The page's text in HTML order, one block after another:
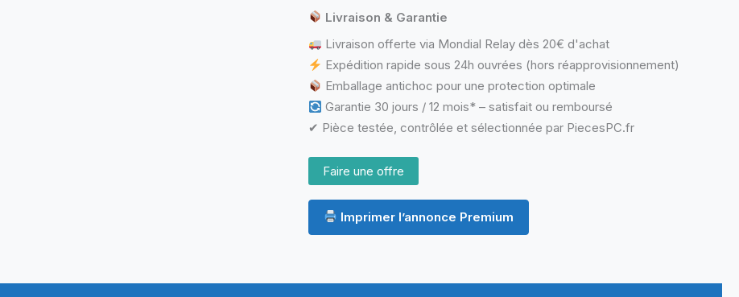
YH-
1650-
01H
Livraison & Garantie
Livraison offerte via Mondial Relay dès 20€ d'achat
Expédition rapide sous 24h ouvrées (hors réapprovisionnement)
Emballage antichoc pour une protection optimale
Garantie 30 jours / 12 mois* – satisfait ou remboursé
✔ Pièce testée, contrôlée et sélectionnée par PiecesPC.fr
Faire une offre
Imprimer l’annonce Premium